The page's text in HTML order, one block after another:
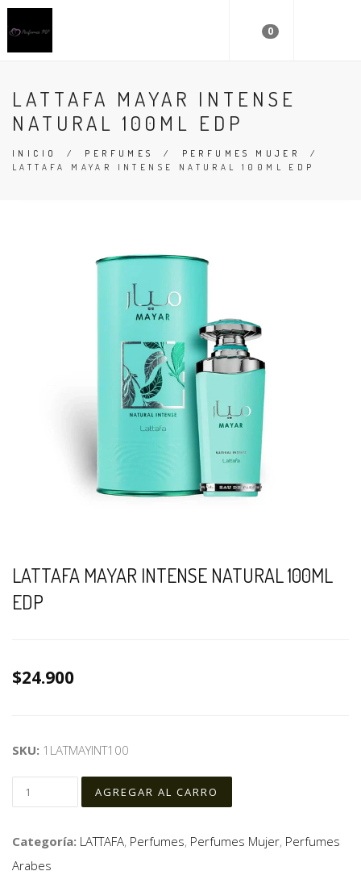
0
LATTAFA MAYAR INTENSE
NATURAL 100ML EDP
INICIO / PERFUMES / PERFUMES MUJER
/
LATTAFA MAYAR INTENSE NATURAL 100ML EDP
LATTAFA MAYAR INTENSE NATURAL 100ML
EDP
$24.900
SKU: 1LATMAYINT100
Categoría: LATTAFA, Perfumes, Perfumes Mujer, Perfumes
Arabes